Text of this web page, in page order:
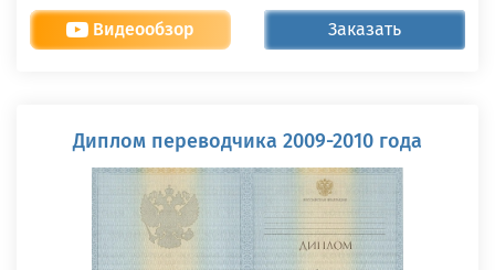
Видеообзор Заказать
Диплом переводчика 2009-2010 года